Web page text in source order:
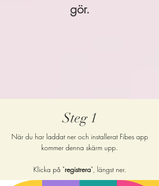
gör.
Steg 1
När du har laddat ner och installerat Fibes app
kommer denna skärm upp.
Klicka på "registrera", längst ner.